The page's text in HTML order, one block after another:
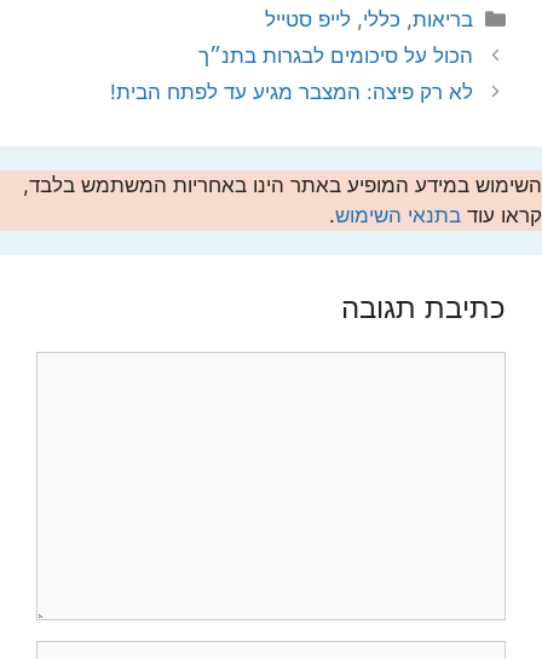
קטגוריות
בריאות, כללי,לייפ סטייל
הכול על סיכומים לבגרות בתנ״ך
לא רק פיצה: המצבר מגיע עד לפתח הבית!
השימוש במידע המופיע באתר הינו באחריות המשתמש בלבד,
קראו עוד בתנאי השימוש.
כתיבת תגובה